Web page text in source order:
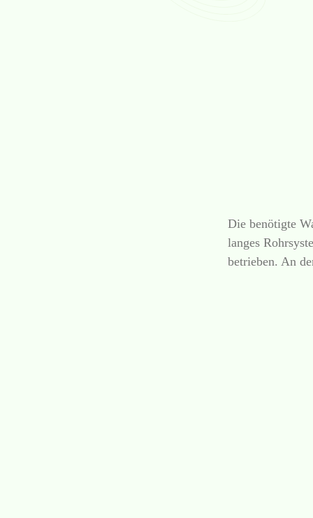
Die benötigte
langes
betrieben. An